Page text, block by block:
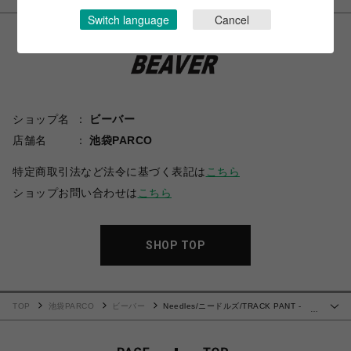
ショップ名
ビーバー
店舗名
池袋PARCO
特定商取引法など法令に基づく表記は こちら
ショップお問い合わせは こちら
SHOP TOP
TOP 池袋PARCO ビーバー
Needles/ニードルズ/TRACK PANT -
Switch language Cancel